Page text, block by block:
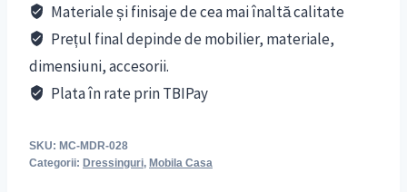
Materiale și finisaje de cea mai înaltă calitate
Prețul final depinde de mobilier, materiale,
dimensiuni, accesorii.
Plata în rate prin TBIPay
SKU: MC-MDR-028
Categorii: Dressinguri, Mobila Casa